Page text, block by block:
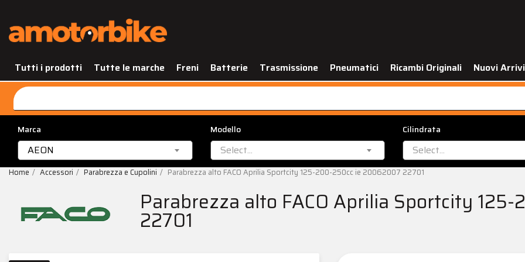
Tutti i prodotti Tutte le marche Freni Batterie Trasmissione Pneumatici Ricambi Originali Nuovi Arrivi
Marca
AEON
Modello
Select...
Cilindrata
Select...
Home Accessori Parabrezza e Cupolini Parabrezza alto FACO Aprilia Sportcity 125-200-250cc ie 20062007 22701
Parabrezza alto FACO Aprilia Sportcity
22701